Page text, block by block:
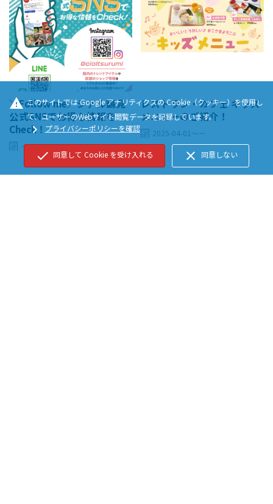
＼Follow me／シァル鶴見
公式SNSでお得な情報を
Check！
－
レストラン・カフェ キッズ
メニューのご紹介！
2025-04-01～－
warning このサイトでは Google アナリティクスの Cookie（クッキー）を使用し
て、ユーザーのWebサイト閲覧データを記録しています。
chevron_right プライバシーポリシーを確認
check 同意して Cookie を受け入れる close 同意しない